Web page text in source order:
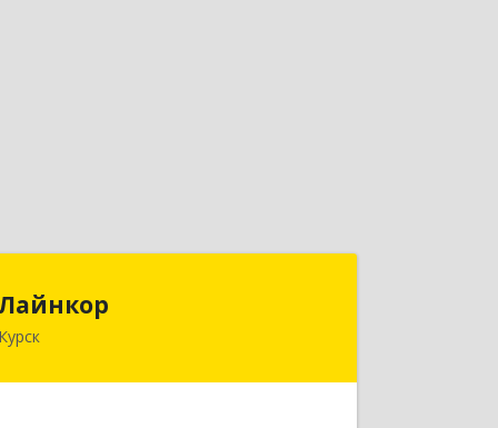
Курск
305021, Курская обл, Курск г, Победы